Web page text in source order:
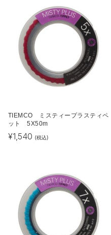
TIEMCO ミスティープラスティペ
ット 5X50m
¥1,540 (税込)